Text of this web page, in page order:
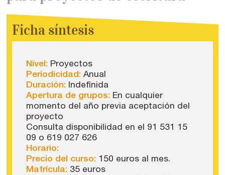
Ficha síntesis
Nivel: Proyectos
Periodicidad: Anual
Duración: Indefinida
Apertura de grupos: En cualquier
momento del año previa aceptación del
proyecto
Consulta disponibilidad en el 91 531 15
09 o 619 027 626
Horario:
Precio del curso: 150 euros al mes.
Matrícula: 35 euros